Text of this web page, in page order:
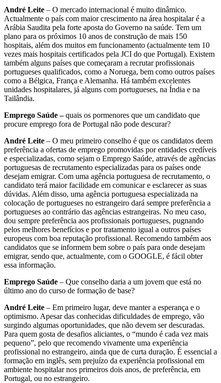
André Leite – O mercado internacional é muito dinâmico.
Actualmente o país com maior crescimento na área hospitalar é a
Arábia Saudita pela forte aposta do Governo na saúde. Tem um
plano para os próximos 10 anos de construção de mais 150
hospitais, além dos muitos em funcionamento (actualmente tem 10
vezes mais hospitais certificados pela JCI do que Portugal). Existem
também alguns países que começaram a recrutar profissionais
portugueses qualificados, como a Noruega, bem como outros países
como a Bélgica, França e Alemanha. Há também excelentes
unidades hospitalares, já alguns com portugueses, na Índia e na
Tailândia.
Emprego Saúde –quais os pormenores que um candidato que
procure emprego fora de Portugal não pode descurar?
André Leite – O meu primeiro conselho é que os candidatos deem
preferência a ofertas de emprego promovidas por entidades credíveis
e especializadas, como sejam o Emprego Saúde, através de agências
portuguesas de recrutamento especializadas para os países onde
desejam emigrar. Com uma agência portuguesa de recrutamento, o
candidato terá maior facilidade em comunicar e esclarecer as suas
dúvidas. Além disso, uma agência portuguesa especializada na
colocação de portugueses no estrangeiro dará sempre preferência a
portugueses ao contrário das agências estrangeiras. No meu caso,
dou sempre preferência aos profissionais portugueses, pugnando
pelos melhores benefícios e por tratamento igual a outros países
europeus com boa reputação profissional. Recomendo também aos
candidatos que se informem bem sobre o país para onde desejam
emigrar, sendo que, actualmente, com o GOOGLE, é fácil obter
essa informação.
Emprego Saúde – Que conselho daria a um jovem que está no
último ano do curso de formação de base?
André Leite – Em primeiro lugar, deve manter a esperança e o
optimismo. Apesar das conhecidas dificuldades de emprego, vão
surgindo algumas oportunidades, que não devem ser descuradas.
Para quem gosta de desafios aliciantes, o “mundo é cada vez mais
pequeno”, pelo que recomendo vivamente uma experiência
profissional no estrangeiro, ainda que de curta duração. É essencial a
formação em inglês, sem prejuízo da experiência profissional em
ambiente hospitalar nos primeiros dois anos, de preferência, em
Portugal, ou no estrangeiro.